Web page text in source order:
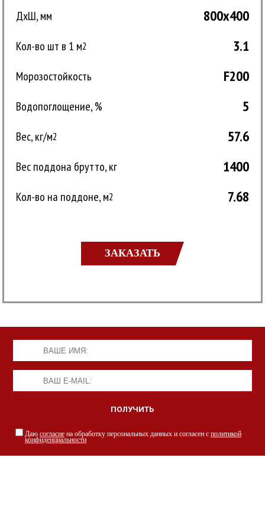
ДxШ, мм 800x400
Кол-во шт в 1 м2 3.1
Морозостойкость F200
Водопоглощение, % 5
Вес, кг/м2 57.6
Вес поддона брутто, кг 1400
Кол-во на поддоне, м2 7.68
ЗАКАЗАТЬ
Даю согласие на обработку персональных данных и согласен с политикой
конфиденциальности